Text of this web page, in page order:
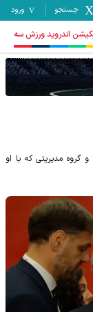
جستجو ورود
اندروید ورزش سه
گروه مدیریتی که با او